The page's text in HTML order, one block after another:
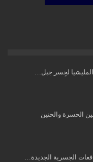
لجِسر جبل…
الحسرة والحنين
الجسرية الجديدة…